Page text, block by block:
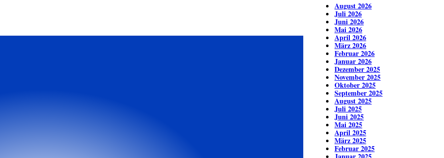
August 2026
Juli 2026
Juni 2026
Mai 2026
April 2026
März 2026
Februar 2026
Januar 2026
Dezember 2025
November 2025
Oktober 2025
September 2025
August 2025
Juli 2025
Juni 2025
Mai 2025
April 2025
März 2025
Februar 2025